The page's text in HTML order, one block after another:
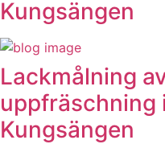
Kungsängen
Lackmålning
uppfräschning
Kungsängen